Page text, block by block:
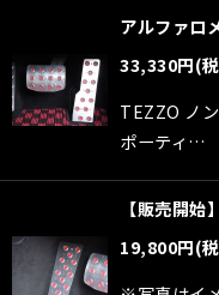
アルファロ
33,330円(
TEZZO ノ
ポーティ…
【販売開
19,800円(